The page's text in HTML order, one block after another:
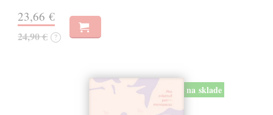
23,66 €
24,90 € ?
na sklade